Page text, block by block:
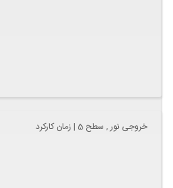
خروجی نور , سطح 5 | زمان کارکرد